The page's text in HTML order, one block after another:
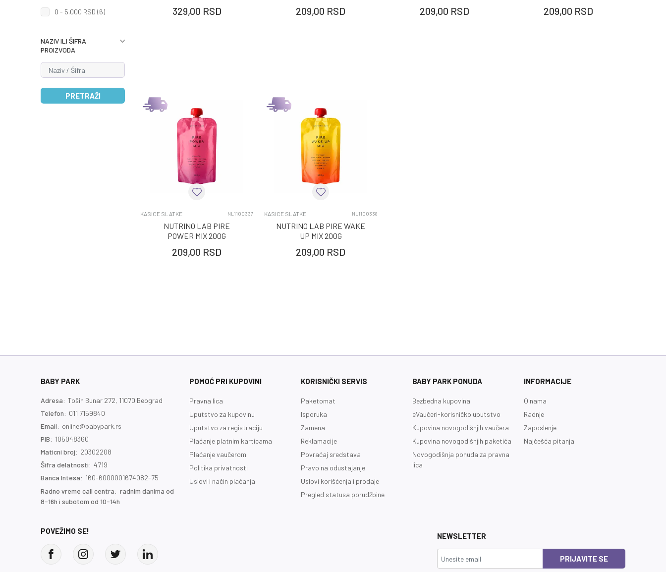
0 - 5.000 RSD (6)
NAZIV ILI ŠIFRA
PROIZVODA
PRETRAŽI
329,00 RSD 209,00 RSD 209,00 RSD 209,00 RSD
KASICE SLATKE NL1100337
NUTRINO LAB PIRE
POWER MIX 200G
209,00 RSD
KASICE SLATKE NL1100338
NUTRINO LAB PIRE WAKE
UP MIX 200G
209,00 RSD
BABY PARK
Adresa: Tošin Bunar 272, 11070 Beograd
Telefon: 011 7159840
Email: online@babypark.rs
PIB: 105048360
Maticni broj: 20302208
Šifra delatnosti: 4719
Banca Intesa: 160-6000001674082-75
Radno vreme call centra: radnim danima od
8-16h i subotom od 10-14h
POMOĆ PRI KUPOVINI
Pravna lica
Uputstvo za kupovinu
Uputstvo za registraciju
Plaćanje platnim karticama
Plaćanje vaučerom
Politika privatnosti
Uslovi i način plaćanja
KORISNIČKI SERVIS
Paketomat
Isporuka
Zamena
Reklamacije
Povraćaj sredstava
Pravo na odustajanje
Uslovi korišćenja i prodaje
Pregled statusa porudžbine
BABY PARK PONUDA
Bezbedna kupovina
eVaučeri-korisničko uputstvo
Kupovina novogodišnjih vaučera
Kupovina novogodišnjih paketića
Novogodišnja ponuda za pravna
lica
INFORMACIJE
O nama
Radnje
Zaposlenje
Najčešća pitanja
POVEŽIMO SE!
NEWSLETTER
PRIJAVITE SE